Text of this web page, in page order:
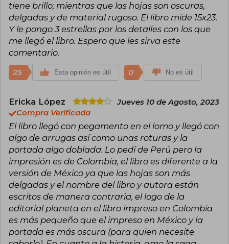
tiene brillo; mientras que las hojas son oscuras,
delgadas y de material rugoso. El libro mide 15x23.
Y le pongo 3 estrellas por los detalles con los que
me llegó el libro. Espero que les sirva este
comentario.
25 Esta opinión es útil 0 No es útil
Ericka López
Jueves 10 de Agosto, 2023
Compra Verificada
El libro llegó con pegamento en el lomo y llegó con
algo de arrugas así como unas roturas y la
portada algo doblada. Lo pedí de Perú pero la
impresión es de Colombia, el libro es diferente a la
versión de México ya que las hojas son más
delgadas y el nombre del libro y autora están
escritos de manera contraria, el logo de la
editorial planeta en el libro impreso en Colombia
es más pequeño que el impreso en México y la
portada es más oscura (para quien necesite